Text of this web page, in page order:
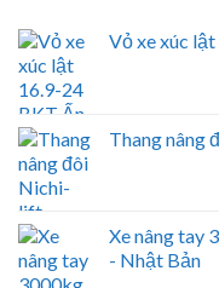
Vỏ xe xúc
Thang nâng
Xe nâng tay
- Nhật Bản